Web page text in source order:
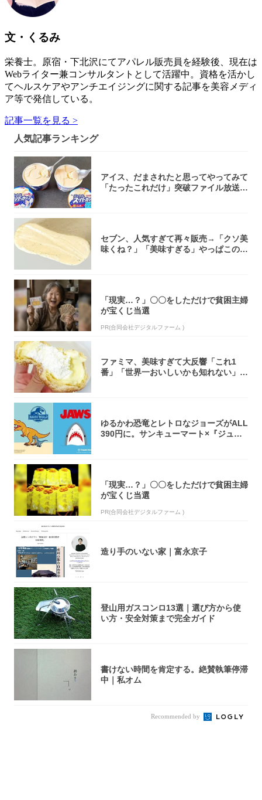
文・くるみ
栄養士。原宿・下北沢にてアパレル販売員を経験後、現在は
Webライター兼コンサルタントとして活躍中。資格を活かし
てヘルスケアやアンチエイジングに関する記事を美容メディ
ア等で発信している。
記事一覧を見る >
人気記事ランキング
アイス、だまされたと思ってやってみて
「たったこれだけ」突破ファイル放送で
セブン、人気すぎて再々販売→「クソ美
味くね？」「美味すぎる」やっぱこのク
「現実…？」〇〇をしただけで貧困主婦
が宝くじ当選
PR(合同会社デジタルファーム )
ファミマ、美味すぎて大反響「これ1
番」「世界一おいしいかも知れない」
ゆるかわ恐竜とレトロなジョーズがALL
390円に。サンキューマート×『ジュラ
「現実…？」〇〇をしただけで貧困主婦
が宝くじ当選
PR(合同会社デジタルファーム )
造り手のいない家｜富永京子
登山用ガスコンロ13選｜選び方から使
い方・安全対策まで完全ガイド
書けない時間を肯定する。絶賛執筆停滞
中｜私オム
Recommended by